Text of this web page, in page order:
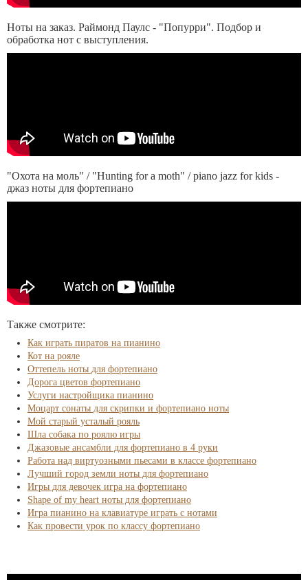
Ноты на заказ. Раймонд Паулс - "Попурри". Подбор и
обработка нот с выступления.
"Охота на моль" / "Hunting for a moth" / piano jazz for kids -
джаз ноты для фортепиано
Также смотрите:
Как играть пиратов на пианино
Кот на рояле
Оттепель ноты для фортепиано
Дорога цветов фортепиано
Услуги настройщика пианино
Моцарт сонаты для скрипки и фортепиано ноты
Мой старый усталый рояль
Шла собака по роялю игры
Джазовые ансамбли для фортепиано в 4 руки
Работа над виртуозными пьесами в классе фортепиано
Лучший город земли ноты для фортепиано
Игры для девочек игра на фортепиано
Shape of my heart ноты для фортепиано
Игра пианино на клавиатуре играть с нотами
Как провести урок по классу фортепиано